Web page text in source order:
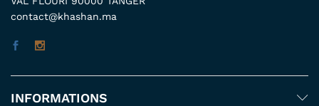
contact@khashan.ma
INFORMATIONS